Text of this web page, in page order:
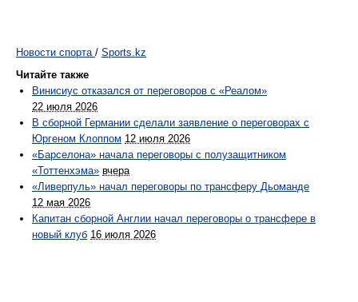
Новости спорта / Sports.kz
Читайте также
Винисиус отказался от переговоров с «Реалом»
22 июля 2026
В сборной Германии сделали заявление о переговорах с
Юргеном Клоппом 12 июля 2026
«Барселона» начала переговоры с полузащитником
«Тоттенхэма» вчера
«Ливерпуль» начал переговоры по трансферу Дьоманде
12 мая 2026
Капитан сборной Англии начал переговоры о трансфере в
новый клуб 16 июля 2026